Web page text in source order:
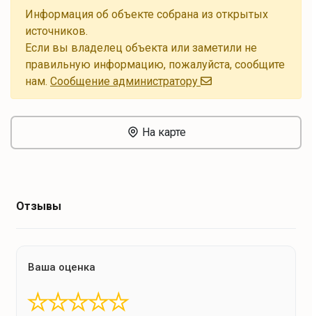
бассейн, дискотеки, концерты и экскурсии. Все это
делает санаторий идеальным местом для отдыха и
оздоровления в Беларуси.
Информация об объекте собрана из открытых
источников.
Если вы владелец объекта или заметили не
правильную информацию, пожалуйста, сообщите
нам. Cообщение администратору
На карте
Отзывы
Ваша оценка
★
★
★
★
★